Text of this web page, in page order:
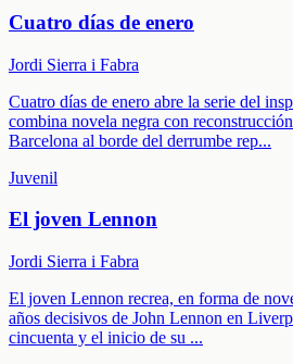
Cuatro días de enero
Jordi Sierra i Fabra
Cuatro días de enero abre la serie del
combina novela negra con
Barcelona al borde del derrumbe rep...
Juvenil
El joven Lennon
Jordi Sierra i Fabra
El joven Lennon recrea, en forma de
años decisivos de John Lennon en
cincuenta y el inicio de su ...